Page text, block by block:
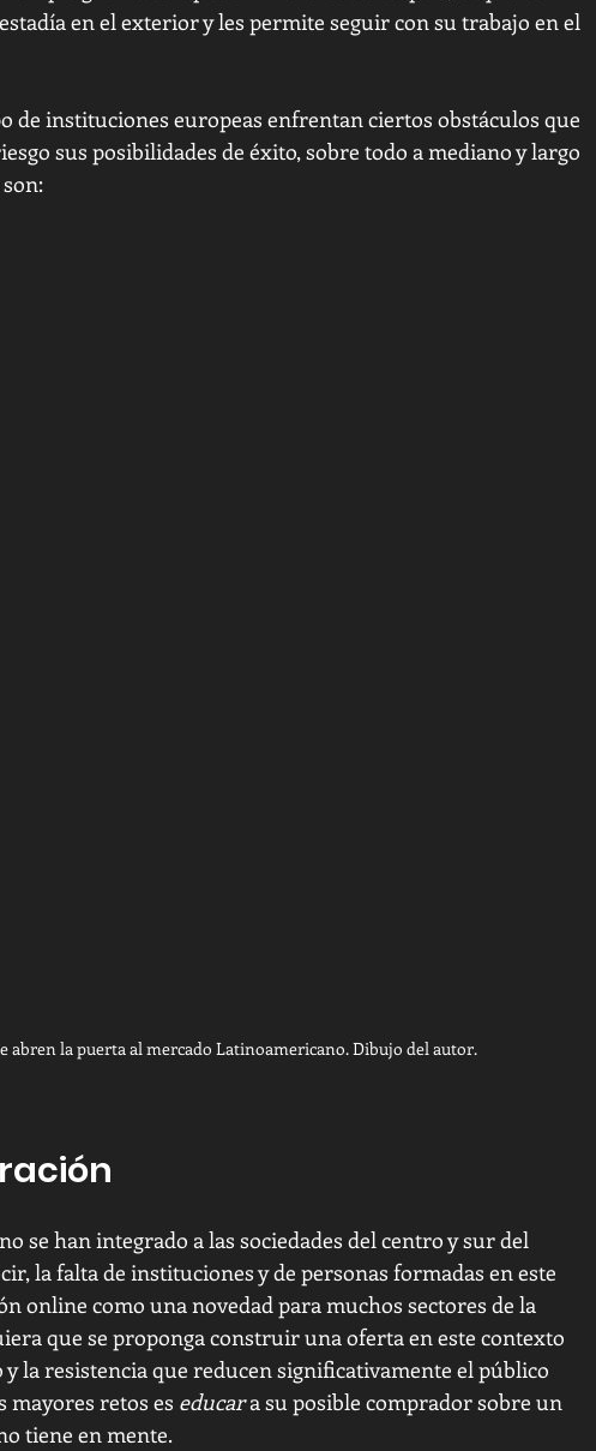
en el exterior y les permite seguir con su trabajo en el
de instituciones europeas enfrentan ciertos obstáculos que
sus posibilidades de éxito, sobre todo a mediano y largo
abren la puerta al mercado Latinoamericano. Dibujo del autor.
se han integrado a las sociedades del centro y sur del
la falta de instituciones y de personas formadas en este
online como una novedad para muchos sectores de la
que se proponga construir una oferta en este contexto
la resistencia que reducen significativamente el público
mayores retos es educar a su posible comprador sobre un
tiene en mente.